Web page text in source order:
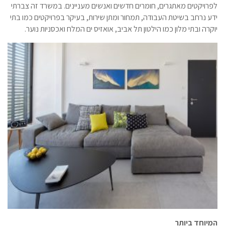
לפרויקטים מאתגרים, חומרים חדשים ואנשים מעניינים. במשרד זה צברתי
ידע נרחב בשיטת העבודה, תמחור ומתן שירות, בעיקר בפרויקטים כמו בתי
יוקרה ובתי מלון כמו הילטון תל אביב, אואזיס ים המלח ואכסניות נוער.
המיוחד ביותר